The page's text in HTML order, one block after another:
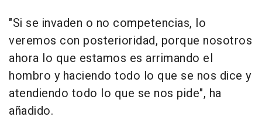
"Si se invaden o no competencias, lo
veremos con posterioridad, porque nosotros
ahora lo que estamos es arrimando el
hombro y haciendo todo lo que se nos dice y
atendiendo todo lo que se nos pide", ha
añadido.